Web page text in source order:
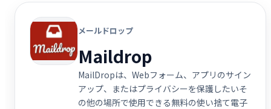
メールドロップ
Maildrop
MailDropは、Webフォーム、アプリのサイン
アップ、またはプライバシーを保護したいそ
の他の場所で使用できる無料の使い捨て電子